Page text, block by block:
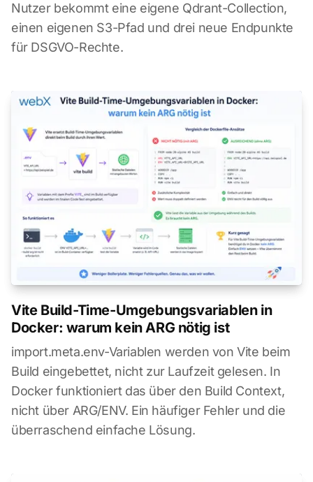
Nutzer bekommt eine eigene Qdrant-Collection,
einen eigenen S3-Pfad und drei neue Endpunkte
für DSGVO-Rechte.
Vite Build-Time-Umgebungsvariablen in
Docker: warum kein ARG nötig ist
import.meta.env-Variablen werden von Vite beim
Build eingebettet, nicht zur Laufzeit gelesen. In
Docker funktioniert das über den Build Context,
nicht über ARG/ENV. Ein häufiger Fehler und die
überraschend einfache Lösung.